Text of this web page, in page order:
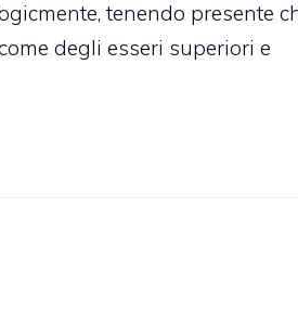
tenendo presente
degli esseri superiori e